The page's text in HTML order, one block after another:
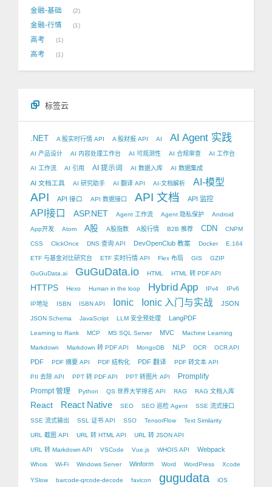
金融-基础 2
金融-行情 1
高考 1
高考 1
标签云
.NET A 股实时行情 API A 股财报 API AI AI Agent 实践
AI 产品设计 AI 内容处理工作台 AI 可观测性 AI 合规审查 AI 工作台
AI 工作流 AI 引用 AI 提示词 AI 数据入库 AI 数据集成
AI 文档工具 AI 研究助手 AI 翻译 API AI-文档解析 AI-模型
API API 接口 API 数据接口 API 文档 API 监控
API接口 ASP.NET Agent 工作流 Agent 隐私保护 Android
App开发 Atom A股 A股指数 A股行情 B2B 推荐 CDN CNPM
CSS ClickOnce DNS 查询 API DevOpenClub 教案 Docker E.164
ETF 与基金对比研究台 ETF 实时行情 API Flex 布局 GIS GZIP
GuGuData.ai GuGuData.io HTML HTML 转 PDF API
HTTPS Hexo Human in the loop Hybrid App IPv4 IPv6
IP地址 ISBN ISBN API Ionic Ionic 入门与实战 JSON
JSON Schema JavaScript LLM 安全预处理 LangPDF
Learning to Rank MCP MS SQL Server MVC Machine Learning
Markdown Markdown 转 PDF API MongoDB NLP OCR OCR API
PDF PDF 摘要 API PDF 结构化 PDF 翻译 PDF 转文本 API
PII 去除 API PPT 转 PDF API PPT 转图片 API
Promplify
Prompt 管理
Python QS 世界大学排名 API RAG RAG 文档入库
React React Native SEO SEO 巡检 Agent SSE 流式接口
SSE 流式输出 SSL 证书 API SSO TensorFlow Text Similarity
URL 截图 API URL 转 HTML API URL 转 JSON API
URL 转 Markdown API VSCode Vue.js WHOIS API Webpack
Whois Wi-Fi Windows Server Winform Word WordPress Xcode
YSlow barcode-qrcode-decode favicon gugudata iOS